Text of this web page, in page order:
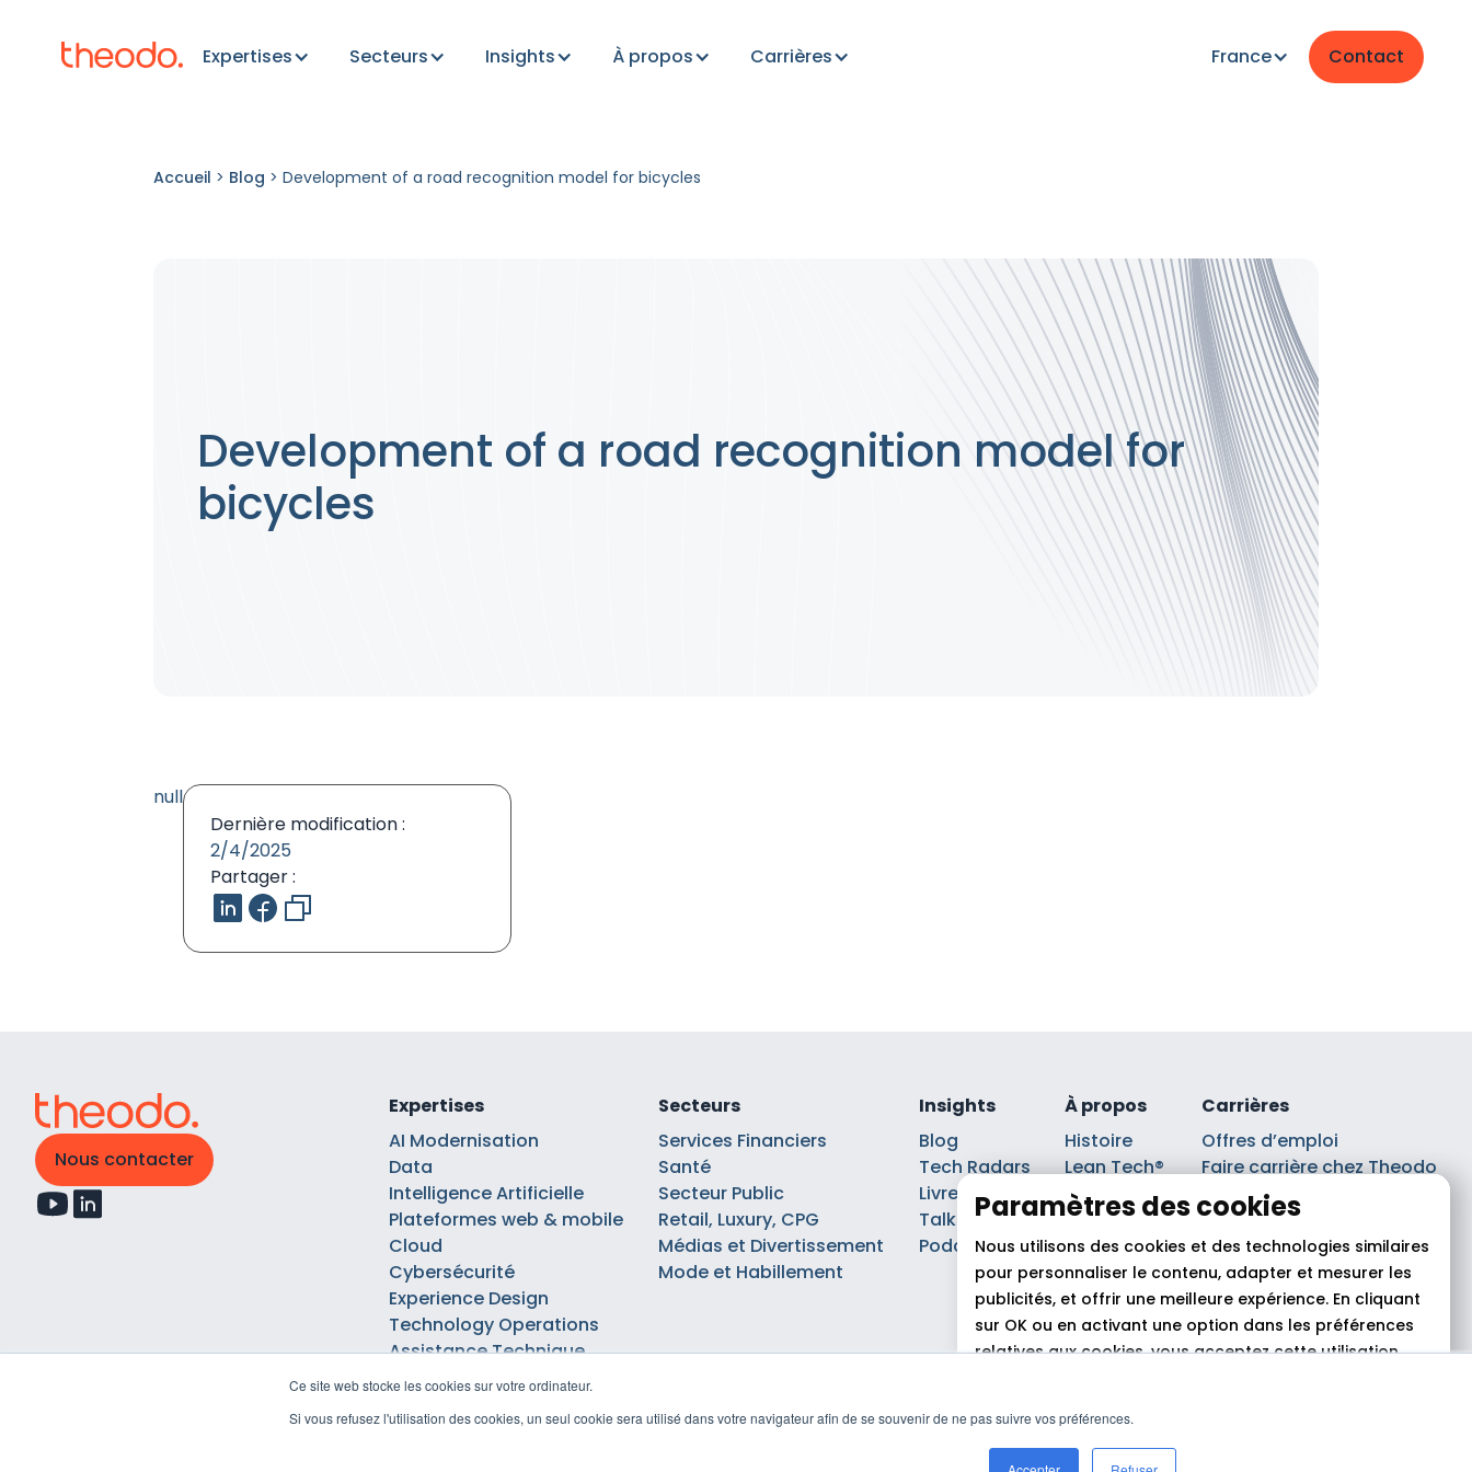
Ce site web stocke les cookies sur votre ordinateur.
Si vous refusez l'utilisation des cookies, un seul cookie sera utilisé dans votre navigateur afin de se souvenir de ne pas suivre vos préférences.
Expertises Secteurs Insights À propos Carrières France Contact
Accueil > Blog > Development of a road recognition model for bicycles
Development of a road recognition model for
bicycles
null
Dernière modification :
2/4/2025
Partager :
Nous contacter
Expertises
AI Modernisation
Data
Intelligence Artificielle
Plateformes web & mobile
Cloud
Cybersécurité
Experience Design
Technology Operations
Assistance Technique
Secteurs
Services Financiers
Santé
Secteur Public
Retail, Luxury, CPG
Médias et Divertissement
Mode et Habillement
Insights
Blog
Tech Radars
Livre blancs
Talks
Podcasts
À propos
Histoire
Lean Tech®
Leaders
Partenaires
Carrières
Offres d’emploi
Faire carrière chez Theodo
Index Ega Pro
Politique de gestion des cookies © 2026 Theodo
Paramètres des cookies
Nous utilisons des cookies et des technologies similaires
pour personnaliser le contenu, adapter et mesurer les
publicités, et offrir une meilleure expérience. En cliquant
sur OK ou en activant une option dans les préférences
relatives aux cookies, vous acceptez cette utilisation,
Tout autoriser Rejeter